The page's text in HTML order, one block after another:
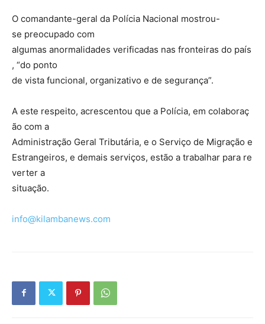
O comandante-geral da Polícia Nacional mostrou-
se preocupado com
algumas anormalidades verificadas nas fronteiras do país
, “do ponto
de vista funcional, organizativo e de segurança”.
A este respeito, acrescentou que a Polícia, em colaboraç
ão com a
Administração Geral Tributária, e o Serviço de Migração e
Estrangeiros, e demais serviços, estão a trabalhar para re
verter a
situação.
info@kilambanews.com